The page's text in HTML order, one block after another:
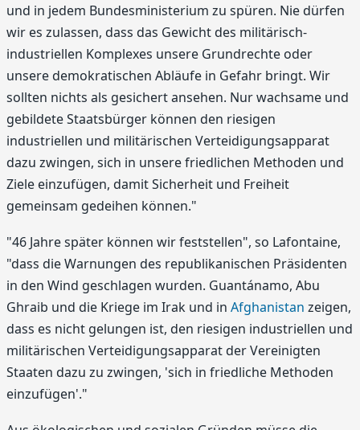
und in jedem Bundesministerium zu spüren. Nie dürfen
wir es zulassen, dass das Gewicht des militärisch-
industriellen Komplexes unsere Grundrechte oder
unsere demokratischen Abläufe in Gefahr bringt. Wir
sollten nichts als gesichert ansehen. Nur wachsame und
gebildete Staatsbürger können den riesigen
industriellen und militärischen Verteidigungsapparat
dazu zwingen, sich in unsere friedlichen Methoden und
Ziele einzufügen, damit Sicherheit und Freiheit
gemeinsam gedeihen können."
"46 Jahre später können wir feststellen", so Lafontaine,
"dass die Warnungen des republikanischen Präsidenten
in den Wind geschlagen wurden. Guantánamo, Abu
Ghraib und die Kriege im Irak und in Afghanistan zeigen,
dass es nicht gelungen ist, den riesigen industriellen und
militärischen Verteidigungsapparat der Vereinigten
Staaten dazu zu zwingen, 'sich in friedliche Methoden
einzufügen'."